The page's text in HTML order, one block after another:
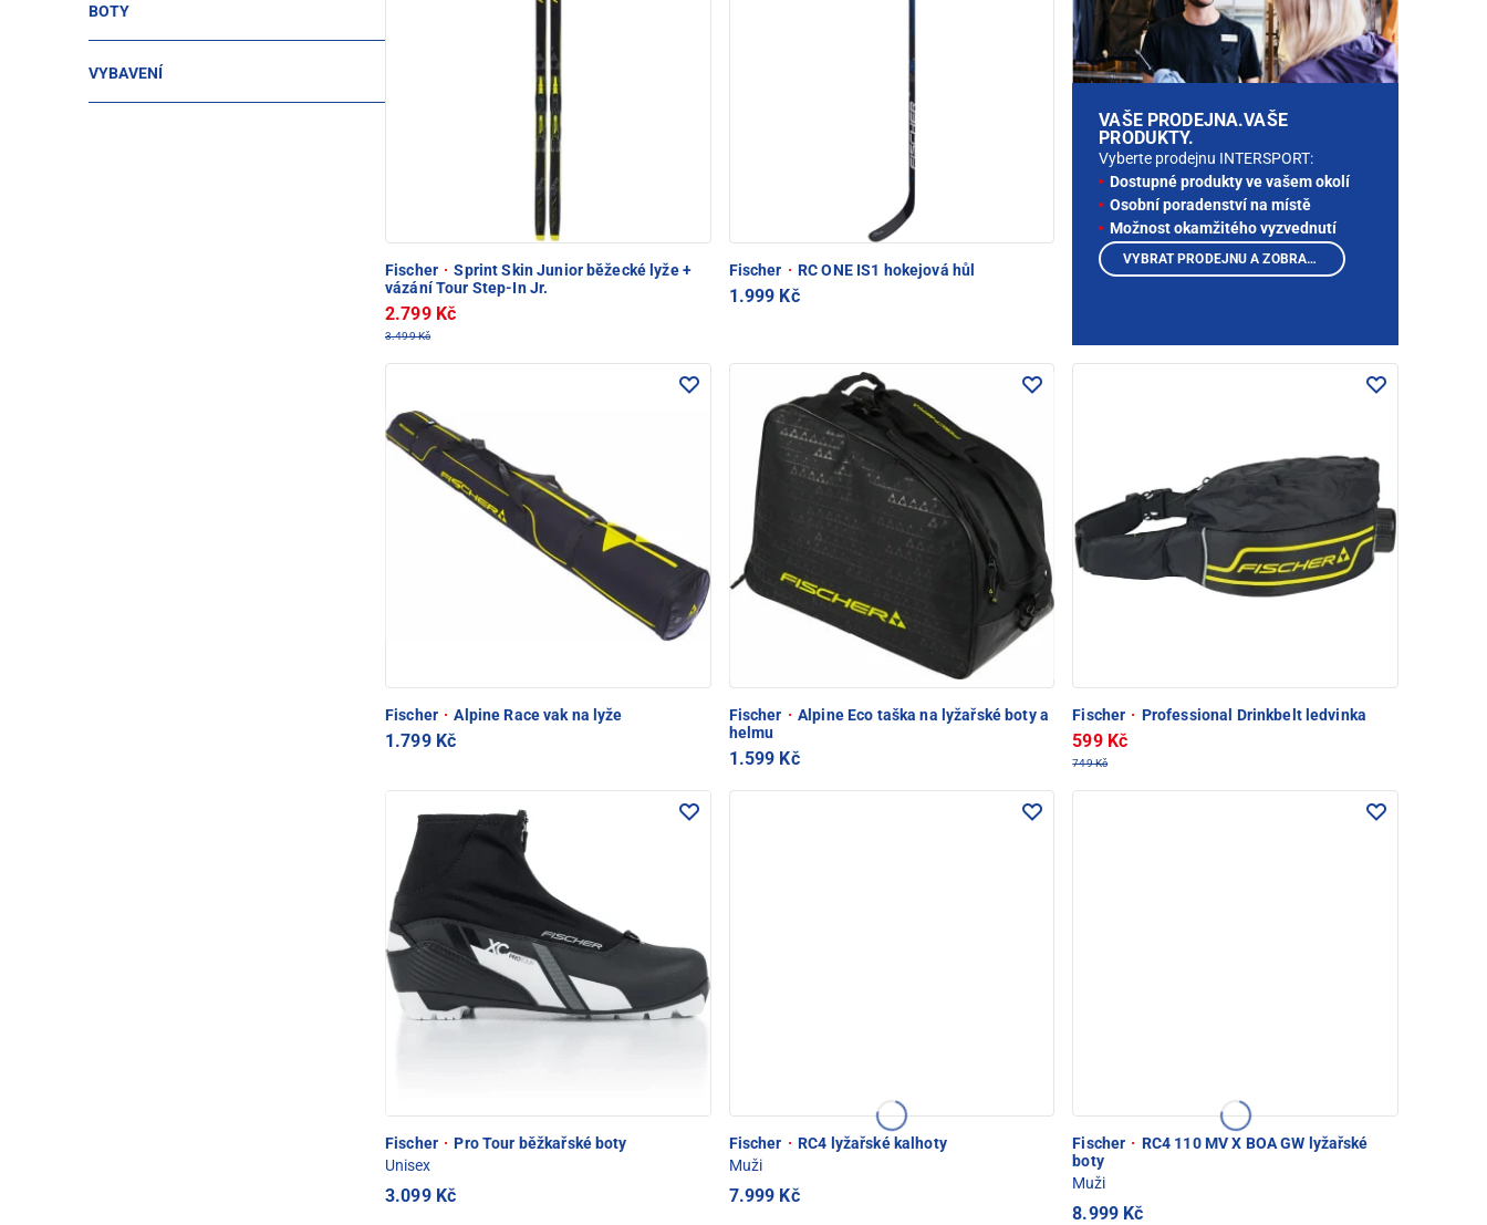
BOTY
VYBAVENÍ
Fischer · Sprint Skin Junior běžecké lyže +
vázání Tour Step-In Jr.
2.799 Kč
3.499 Kč
Fischer · RC ONE IS1 hokejová hůl
1.999 Kč
Fischer · Alpine Race vak na lyže
1.799 Kč
Fischer · Alpine Eco taška na lyžařské boty a
helmu
1.599 Kč
Fischer · Professional Drinkbelt ledvinka
599 Kč
749 Kč
Fischer · Pro Tour běžkařské boty
Unisex
3.099 Kč
Fischer · RC4 lyžařské kalhoty
Muži
7.999 Kč
Fischer · RC4 110 MV X BOA GW lyžařské
boty
Muži
8.999 Kč
VAŠE PRODEJNA.VAŠE
PRODUKTY.
Vyberte prodejnu INTERSPORT:
Dostupné produkty ve vašem okolí
Osobní poradenství na místě
Možnost okamžitého vyzvednutí
VYBRAT PRODEJNU A ZOBRAZIT PRODUKTY